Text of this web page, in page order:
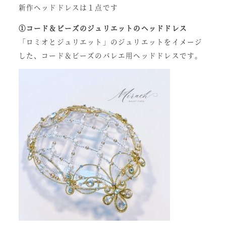
新作ヘッドドレスは１点です
①コード＆ビーズのジュリエットのヘッドドレス
「ロミオとジュリエット」のジュリエットをイメージ
した、コード＆ビーズのバレエ用ヘッドドレスです。